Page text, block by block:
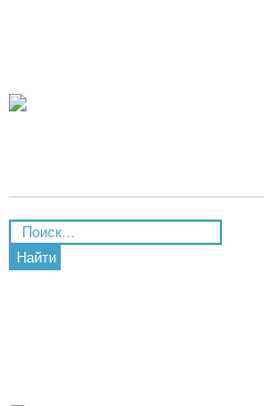
Найти